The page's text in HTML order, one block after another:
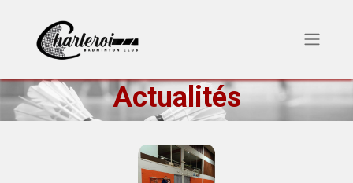
Actualités